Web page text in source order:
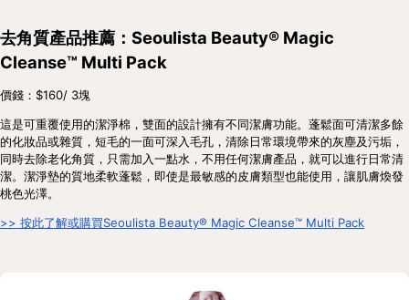
去角質產品推薦：Seoulista Beauty® Magic
Cleanse™ Multi Pack
價錢：$160/ 3塊
這是可重覆使用的潔淨棉，雙面的設計擁有不同潔膚功能。蓬鬆面可清潔多餘
的化妝品或雜質，短毛的一面可深入毛孔，清除日常環境帶來的灰塵及污垢，
同時去除老化角質，只需加入一點水，不用任何潔膚產品，就可以進行日常清
潔。潔淨墊的質地柔軟蓬鬆，即使是最敏感的皮膚類型也能使用，讓肌膚煥發
桃色光澤。
>> 按此了解或購買Seoulista Beauty® Magic Cleanse™ Multi Pack